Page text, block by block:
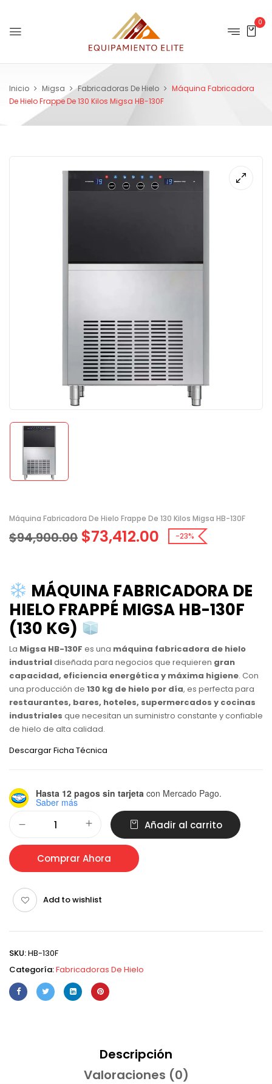
0
Inicio Migsa Fabricadoras De Hielo
Máquina Fabricadora
De Hielo Frappe De 130 Kilos Migsa HB-130F
Máquina Fabricadora De Hielo Frappe De 130 Kilos Migsa HB-130F
$94,900.00 $73,412.00 -23%
MÁQUINA FABRICADORA DE
HIELO FRAPPÉ MIGSA HB-130F
(130 KG)
La Migsa HB-130F es una máquina fabricadora de hielo
industrialdiseñada para negocios que requieren gran
capacidad, eficiencia energética y máxima higiene. Con
una producción de 130 kg de hielo por día, es perfecta para
restaurantes, bares, hoteles, supermercados y cocinas
industriales que necesitan un suministro constante y confiable
de hielo de alta calidad.
Descargar Ficha Técnica
Hasta 12 pagos sin tarjeta con Mercado Pago.
Saber más
Añadir al carrito
Comprar Ahora
Add to wishlist
SKU:HB-130F
Categoría:Fabricadoras De Hielo
Descripción
Valoraciones (0)